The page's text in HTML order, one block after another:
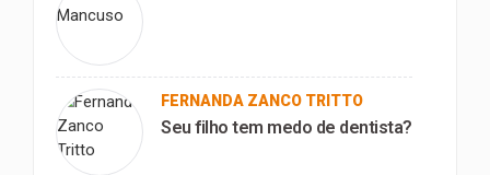
FERNANDA ZANCO TRITTO
Seu filho tem medo de dentista?